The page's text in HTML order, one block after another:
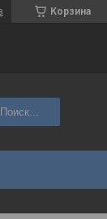
Корзина
Поиск...